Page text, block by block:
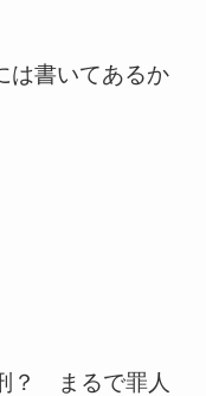
は書いてあるか
まるで罪人